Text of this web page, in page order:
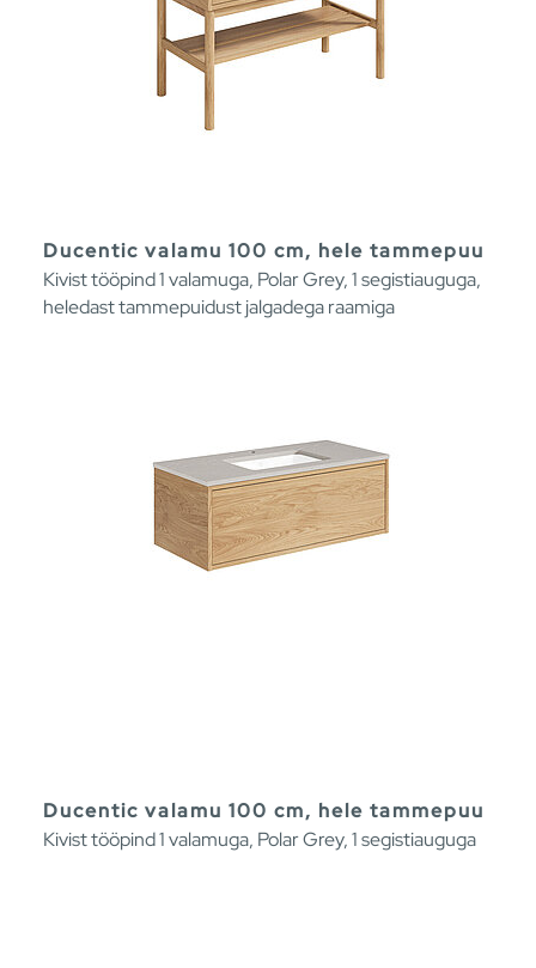
Ducentic valamu 100 cm, hele tammepuu
Kivist tööpind 1 valamuga, Polar Grey, 1 segistiauguga,
heledast tammepuidust jalgadega raamiga
Ducentic valamu 100 cm, hele tammepuu
Kivist tööpind 1 valamuga, Polar Grey, 1 segistiauguga